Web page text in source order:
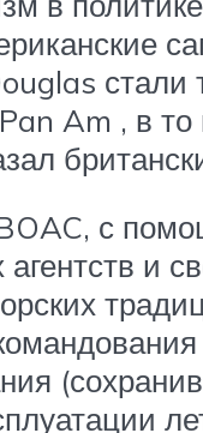
стали
Am , в то
с
и